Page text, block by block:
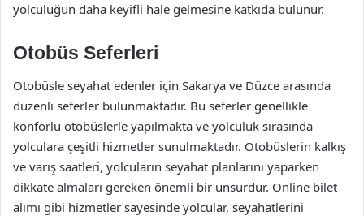
yolculuğun daha keyifli hale gelmesine katkıda bulunur.
Otobüs Seferleri
Otobüsle seyahat edenler için Sakarya ve Düzce arasında
düzenli seferler bulunmaktadır. Bu seferler genellikle
konforlu otobüslerle yapılmakta ve yolculuk sırasında
yolculara çeşitli hizmetler sunulmaktadır. Otobüslerin kalkış
ve varış saatleri, yolcuların seyahat planlarını yaparken
dikkate almaları gereken önemli bir unsurdur. Online bilet
alımı gibi hizmetler sayesinde yolcular, seyahatlerini